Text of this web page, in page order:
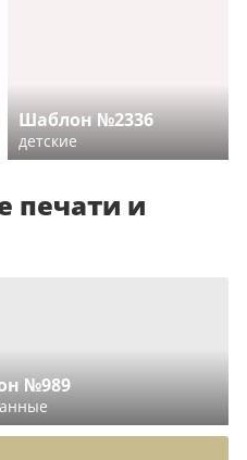
Шаблон №2336
детские
печати и
№989